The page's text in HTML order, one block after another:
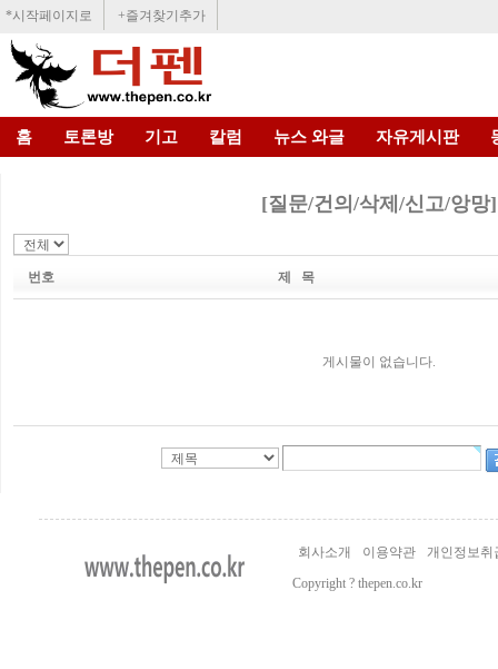
*시작페이지로 +즐겨찾기추가
홈 토론방 기고 칼럼 뉴스 와글 자유게시판
[질문/건의/삭제/신고/앙망]
번호 제 목
게시물이 없습니다.
회사소개 이용약관
개인정보취
Copyright ? thepen.co.kr